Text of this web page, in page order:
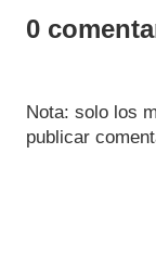
0
Nota: solo los
publicar